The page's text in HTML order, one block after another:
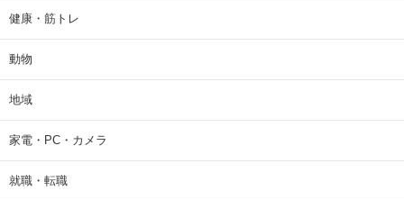
健康・筋トレ
動物
地域
家電・PC・カメラ
就職・転職